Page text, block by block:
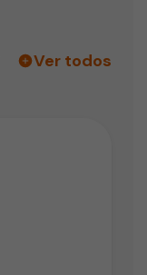
Ver todos